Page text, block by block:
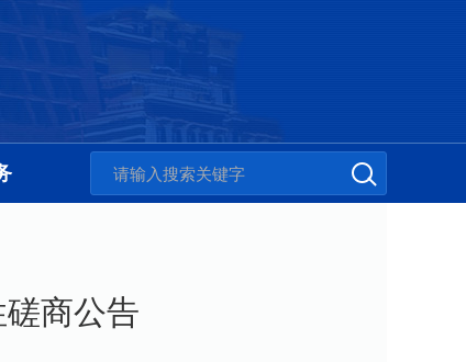
商公告